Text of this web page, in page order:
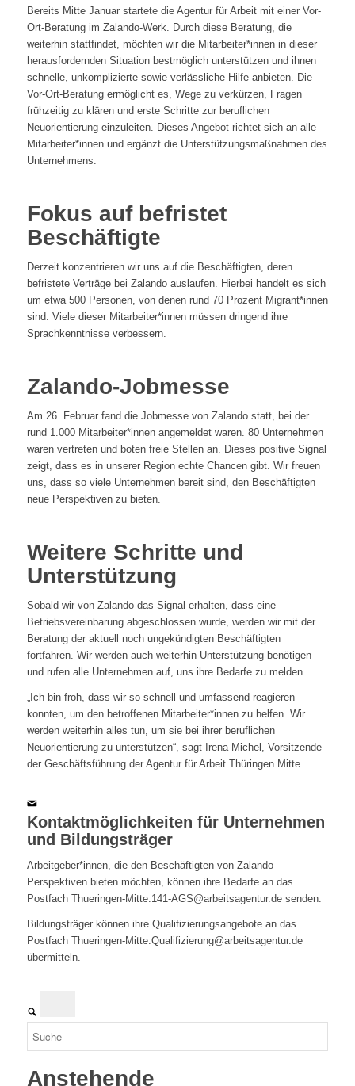
Bereits Mitte Januar startete die Agentur für Arbeit mit einer Vor-
Ort-Beratung im Zalando-Werk. Durch diese Beratung, die
weiterhin stattfindet, möchten wir die Mitarbeiter*innen in dieser
herausfordernden Situation bestmöglich unterstützen und ihnen
schnelle, unkomplizierte sowie verlässliche Hilfe anbieten. Die
Vor-Ort-Beratung ermöglicht es, Wege zu verkürzen, Fragen
frühzeitig zu klären und erste Schritte zur beruflichen
Neuorientierung einzuleiten. Dieses Angebot richtet sich an alle
Mitarbeiter*innen und ergänzt die Unterstützungsmaßnahmen des
Unternehmens.
Fokus auf befristet
Beschäftigte
Derzeit konzentrieren wir uns auf die Beschäftigten, deren
befristete Verträge bei Zalando auslaufen. Hierbei handelt es sich
um etwa 500 Personen, von denen rund 70 Prozent Migrant*innen
sind. Viele dieser Mitarbeiter*innen müssen dringend ihre
Sprachkenntnisse verbessern.
Zalando-Jobmesse
Am 26. Februar fand die Jobmesse von Zalando statt, bei der
rund 1.000 Mitarbeiter*innen angemeldet waren. 80 Unternehmen
waren vertreten und boten freie Stellen an. Dieses positive Signal
zeigt, dass es in unserer Region echte Chancen gibt. Wir freuen
uns, dass so viele Unternehmen bereit sind, den Beschäftigten
neue Perspektiven zu bieten.
Weitere Schritte und
Unterstützung
Sobald wir von Zalando das Signal erhalten, dass eine
Betriebsvereinbarung abgeschlossen wurde, werden wir mit der
Beratung der aktuell noch ungekündigten Beschäftigten
fortfahren. Wir werden auch weiterhin Unterstützung benötigen
und rufen alle Unternehmen auf, uns ihre Bedarfe zu melden.
„Ich bin froh, dass wir so schnell und umfassend reagieren
konnten, um den betroffenen Mitarbeiter*innen zu helfen. Wir
werden weiterhin alles tun, um sie bei ihrer beruflichen
Neuorientierung zu unterstützen“, sagt Irena Michel, Vorsitzende
der Geschäftsführung der Agentur für Arbeit Thüringen Mitte.
Kontaktmöglichkeiten für Unternehmen
und Bildungsträger
Arbeitgeber*innen, die den Beschäftigten von Zalando
Perspektiven bieten möchten, können ihre Bedarfe an das
Postfach Thueringen-Mitte.141-AGS@arbeitsagentur.de senden.
Bildungsträger können ihre Qualifizierungsangebote an das
Postfach Thueringen-Mitte.Qualifizierung@arbeitsagentur.de
übermitteln.
Anstehende